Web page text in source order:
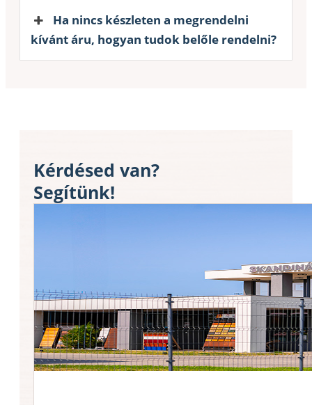
Ha nincs készleten a megrendelni
kívánt áru, hogyan tudok belőle rendelni?
Kérdésed van?
Segítünk!